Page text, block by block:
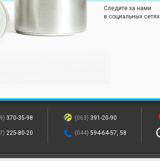
Следите за нами
в социальных сетях
(063) 391-20-90
(044) 594-64-57, 58
370-35-98
225-80-20